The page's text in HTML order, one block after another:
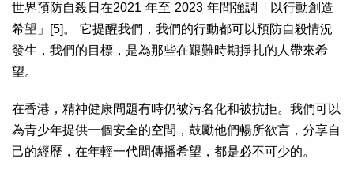
世界預防自殺日在2021 年至 2023 年間強調「以行動創造
希望」[5]。 它提醒我們，我們的行動都可以預防自殺情況
發生，我們的目標，是為那些在艱難時期掙扎的人帶來希
望。
在香港，精神健康問題有時仍被污名化和被抗拒。我們可以
為青少年提供一個安全的空間，鼓勵他們暢所欲言，分享自
己的經歷，在年輕一代間傳播希望，都是必不可少的。